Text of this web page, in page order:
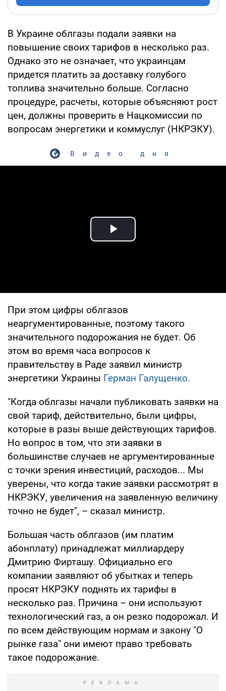
В Украине облгазы подали заявки на
повышение своих тарифов в несколько раз.
Однако это не означает, что украинцам
придется платить за доставку голубого
топлива значительно больше. Согласно
процедуре, расчеты, которые объясняют рост
цен, должны проверить в Нацкомиссии по
вопросам энергетики и коммуслуг (НКРЭКУ).
Видео дня
Play Video
При этом цифры облгазов
неаргументированные, поэтому такого
значительного подорожания не будет. Об
этом во время часа вопросов к
правительству в Раде заявил министр
энергетики Украины Герман Галущенко.
"Когда облгазы начали публиковать заявки на
свой тариф, действительно, были цифры,
которые в разы выше действующих тарифов.
Но вопрос в том, что эти заявки в
большинстве случаев не аргументированные
с точки зрения инвестиций, расходов... Мы
уверены, что когда такие заявки рассмотрят в
НКРЭКУ, увеличения на заявленную величину
точно не будет", – сказал министр.
Большая часть облгазов (им платим
абонплату) принадлежат миллиардеру
Дмитрию Фирташу. Официально его
компании заявляют об убытках и теперь
просят НКРЭКУ поднять их тарифы в
несколько раз. Причина – они используют
технологический газ, а он резко подорожал. И
по всем действующим нормам и закону "О
рынке газа" они имеют право требовать
такое подорожание.